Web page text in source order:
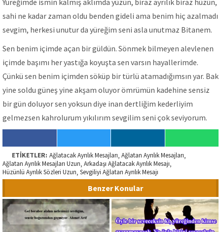
Yüreğimde ismin kalmış aklımda yüzün, biraz ayrılık biraz hüzün,
sahi ne kadar zaman oldu benden gideli ama benim hiç azalmadı
sevgim, herkesi unutur da yüreğim seni asla unutmaz Bitanem.
Sen benim içimde açan bir güldün. Sönmek bilmeyen alevlenen
içimde başımı her yastığa koyuşta sen varsın hayallerimde.
Çünkü sen benim içimden söküp bir türlü atamadığımsın yar. Bak
yine soldu güneş yine akşam oluyor ömrümün kadehine sensiz
bir gün doluyor sen yoksun diye inan dertliğim kederliyim
gelmezsen kahrolurum yıkılırım sevgilim seni çok seviyorum.
ETİKETLER: Ağlatacak Ayrılık Mesajları, Ağlatan Ayrılık Mesajları,
Ağlatan Ayrılık Mesajları Uzun, Arkadaşı Ağlatacak Ayrılık Mesajı,
Hüzünlü Ayrılık Sözleri Uzun, Sevgiliyi Ağlatan Ayrılık Mesajı
Benzer Konular